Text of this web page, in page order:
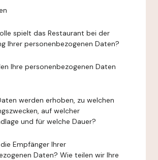
spielt das Restaurant bei der
Ihrer personenbezogenen Daten?
Ihre personenbezogenen Daten
werden erhoben, zu welchen
auf welcher
und für welche Dauer?
Empfänger Ihrer
Daten? Wie teilen wir Ihre